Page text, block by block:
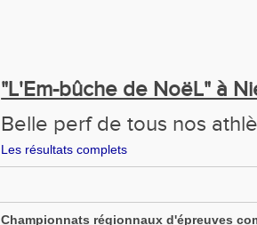
"L'Em-bûche de NoëL" à
Belle perf de tous nos
Les résultats complets
Championnats régionnaux d'épreuves